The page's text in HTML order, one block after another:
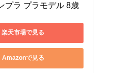
プラ プラモデル 8歳
楽天市場で見る
Amazonで見る